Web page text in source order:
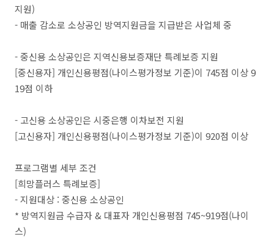
지원)
- 매출 감소로 소상공인 방역지원금을 지급받은 사업체 중
- 중신용 소상공인은 지역신용보증재단 특례보증 지원
[중신용자] 개인신용평점(나이스평가정보 기준)이 745점 이상 9
19점 이하
- 고신용 소상공인은 시중은행 이차보전 지원
[고신용자] 개인신용평점(나이스평가정보 기준)이 920점 이상
프로그램별 세부 조건
[희망플러스 특례보증]
- 지원대상 : 중신용 소상공인
* 방역지원금 수급자 & 대표자 개인신용평점 745~919점(나이
스)